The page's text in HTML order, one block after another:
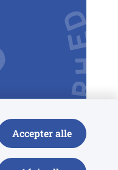
Accepter alle